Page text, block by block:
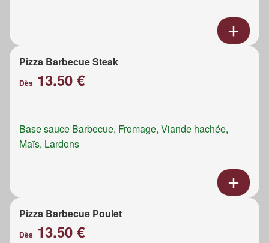
Pizza Barbecue Steak
Dès 13.50 €
Base sauce Barbecue, Fromage, Viande hachée,
Maïs, Lardons
Pizza Barbecue Poulet
Dès 13.50 €